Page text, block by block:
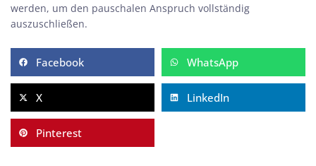
werden, um den pauschalen Anspruch vollständig
auszuschließen.
Facebook WhatsApp
X LinkedIn
Pinterest